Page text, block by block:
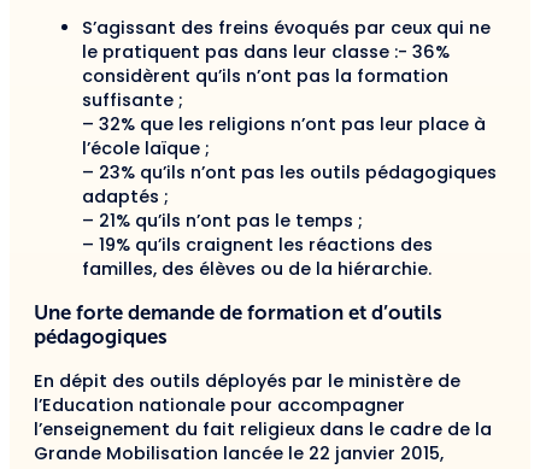
S’agissant des freins évoqués par ceux qui ne
le pratiquent pas dans leur classe :- 36%
considèrent qu’ils n’ont pas la formation
suffisante ;
– 32% que les religions n’ont pas leur place à
l’école laïque ;
– 23% qu’ils n’ont pas les outils pédagogiques
adaptés ;
– 21% qu’ils n’ont pas le temps ;
– 19% qu’ils craignent les réactions des
familles, des élèves ou de la hiérarchie.
Une forte demande de formation et d’outils
pédagogiques
En dépit des outils déployés par le ministère de
l’Education nationale pour accompagner
l’enseignement du fait religieux dans le cadre de la
Grande Mobilisation lancée le 22 janvier 2015,